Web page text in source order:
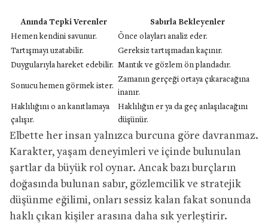
Anında Tepki Verenler
Sabırla Bekleyenler
Hemen kendini savunur.
Önce olayları analiz eder.
Tartışmayı uzatabilir.
Gereksiz tartışmadan kaçınır.
Duygularıyla hareket edebilir. Mantık ve gözlem ön plandadır.
Sonucu hemen görmek ister.
Zamanın gerçeği ortaya çıkaracağına
inanır.
Haklılığını o an kanıtlamaya
çalışır.
Haklılığın er ya da geç anlaşılacağını
düşünür.
Elbette her insan yalnızca burcuna göre davranmaz.
Karakter, yaşam deneyimleri ve içinde bulunulan
şartlar da büyük rol oynar. Ancak bazı burçların
doğasında bulunan sabır, gözlemcilik ve stratejik
düşünme eğilimi, onları sessiz kalan fakat sonunda
haklı çıkan kişiler arasına daha sık yerleştirir.